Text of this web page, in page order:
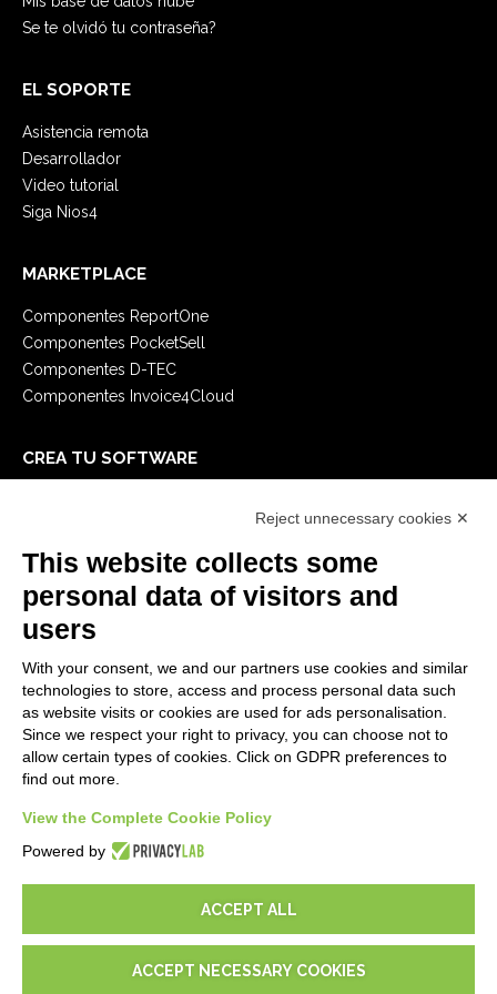
Se te olvidó tu contraseña?
EL SOPORTE
Asistencia remota
Desarrollador
Video tutorial
Siga Nios4
MARKETPLACE
Componentes ReportOne
Componentes PocketSell
Componentes D-TEC
Componentes Invoice4Cloud
CREA TU SOFTWARE
E-Book
LEGALES
Informativas Privacidad
Security Policy
Documentación contractual y RGPD
Condiciones generales de suministro
Condiciones del servicio de soporte
Configuraciones cookie
Reject unnecessary cookies ✕
This website collects some
personal data of visitors and
users
With your consent, we and our partners use cookies and similar
technologies to store, access and process personal data such
as website visits or cookies are used for ads personalisation.
Since we respect your right to privacy, you can choose not to
allow certain types of cookies. Click on GDPR preferences to
find out more.
View the Complete Cookie Policy
Powered by
ACCEPT ALL
ACCEPT NECESSARY COOKIES